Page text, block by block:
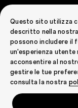
OPPO Reno16 5G
OPPO Reno16 FS 5G
Zobraziť všetky
Ceny náhradných
Odoslanie
Aktualizácia softvéru
Priestor hier
Náš príbeh
Komunita OPPO
Questo sito utilizza
descritto nella nostra
possono includere il
un'esperienza
acconsentire al
gestire le tue
consulta la nostra